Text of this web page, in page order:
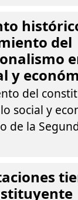
del
y
del
social y
de la